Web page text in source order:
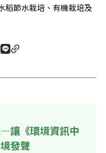
稻節水栽培、有機栽培及
讓《環境資訊中
發聲